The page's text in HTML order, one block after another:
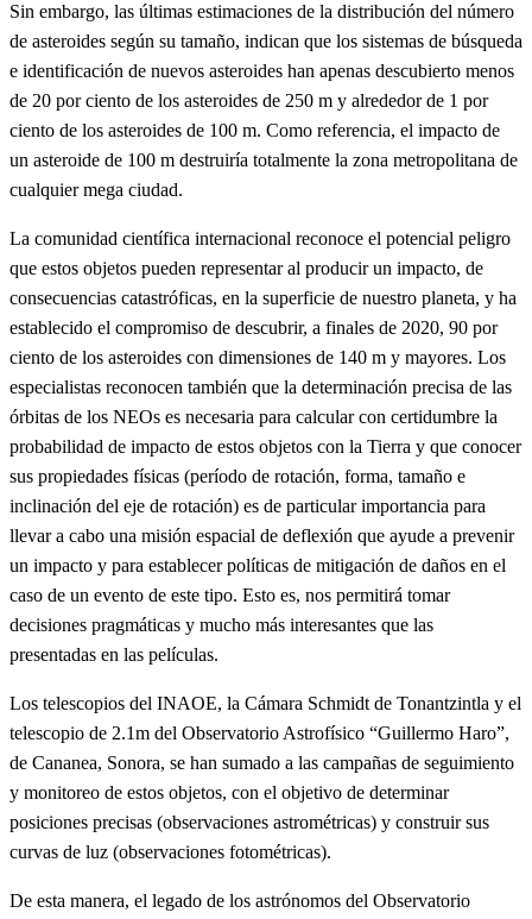
Sin embargo, las últimas estimaciones de la distribución del número
de asteroides según su tamaño, indican que los sistemas de búsqueda
e identificación de nuevos asteroides han apenas descubierto menos
de 20 por ciento de los asteroides de 250 m y alrededor de 1 por
ciento de los asteroides de 100 m. Como referencia, el impacto de
un asteroide de 100 m destruiría totalmente la zona metropolitana de
cualquier mega ciudad.
La comunidad científica internacional reconoce el potencial peligro
que estos objetos pueden representar al producir un impacto, de
consecuencias catastróficas, en la superficie de nuestro planeta, y ha
establecido el compromiso de descubrir, a finales de 2020, 90 por
ciento de los asteroides con dimensiones de 140 m y mayores. Los
especialistas reconocen también que la determinación precisa de las
órbitas de los NEOs es necesaria para calcular con certidumbre la
probabilidad de impacto de estos objetos con la Tierra y que conocer
sus propiedades físicas (período de rotación, forma, tamaño e
inclinación del eje de rotación) es de particular importancia para
llevar a cabo una misión espacial de deflexión que ayude a prevenir
un impacto y para establecer políticas de mitigación de daños en el
caso de un evento de este tipo. Esto es, nos permitirá tomar
decisiones pragmáticas y mucho más interesantes que las
presentadas en las películas.
Los telescopios del INAOE, la Cámara Schmidt de Tonantzintla y el
telescopio de 2.1m del Observatorio Astrofísico “Guillermo Haro”,
de Cananea, Sonora, se han sumado a las campañas de seguimiento
y monitoreo de estos objetos, con el objetivo de determinar
posiciones precisas (observaciones astrométricas) y construir sus
curvas de luz (observaciones fotométricas).
De esta manera, el legado de los astrónomos del Observatorio